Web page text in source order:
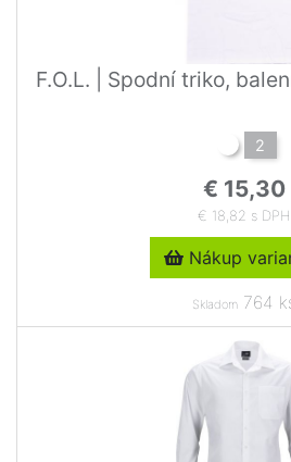
F.O.L. | Spodní triko,
2
€ 15,30
€ 18,82 s DPH
Nákup
Skladom764